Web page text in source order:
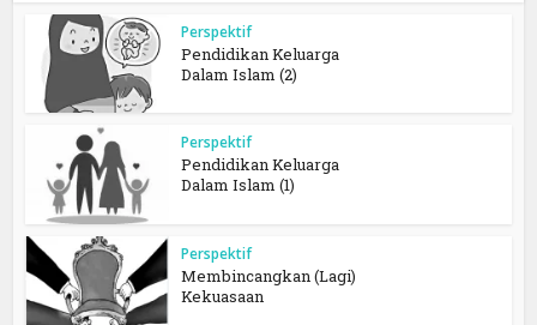
Perspektif
Pendidikan Keluarga
Dalam Islam (2)
Perspektif
Pendidikan Keluarga
Dalam Islam (1)
Perspektif
Membincangkan (Lagi)
Kekuasaan